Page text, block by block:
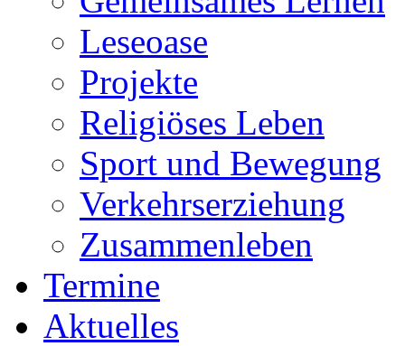
Leseoase
Projekte
Religiöses Leben
Sport und Bewegung
Verkehrserziehung
Zusammenleben
Termine
Aktuelles